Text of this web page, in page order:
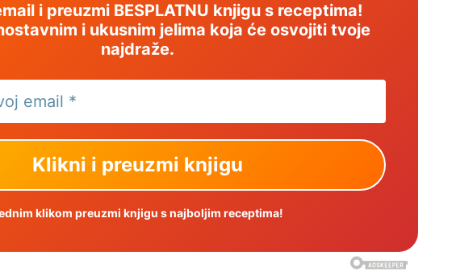
i preuzmi BESPLATNU knjigu s receptima!
i ukusnim jelima koja će osvojiti tvoje
najdraže.
klikom preuzmi knjigu s najboljim receptima!